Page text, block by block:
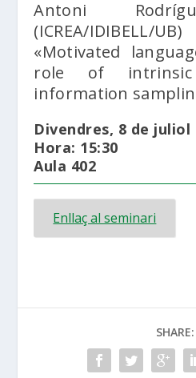
Antoni
(ICREA/IDIBELL/UB)
«Motivated
role of
information
Divendres, 8 de juliol
Hora: 15:30
Aula 402
Enllaç al seminari
SHARE: